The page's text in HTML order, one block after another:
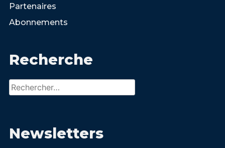
Partenaires
Abonnements
Recherche
Rechercher :
Newsletters